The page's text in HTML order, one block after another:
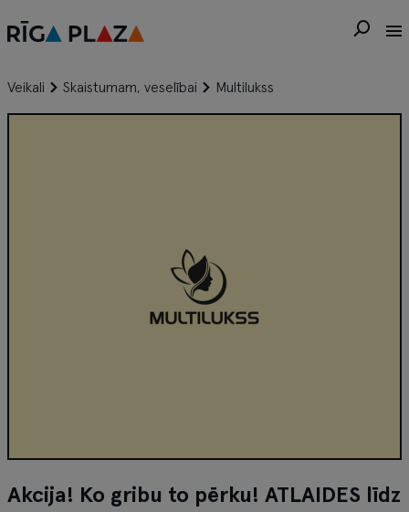
Veikali Skaistumam, veselībai Multilukss
Akcija! Ko gribu to pērku! ATLAIDES līdz